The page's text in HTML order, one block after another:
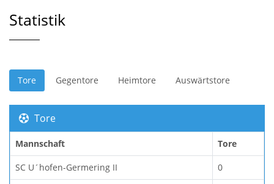
Statistik
Tore Gegentore Heimtore Auswärtstore
Tore
Mannschaft Tore
SC U´hofen-Germering II 0